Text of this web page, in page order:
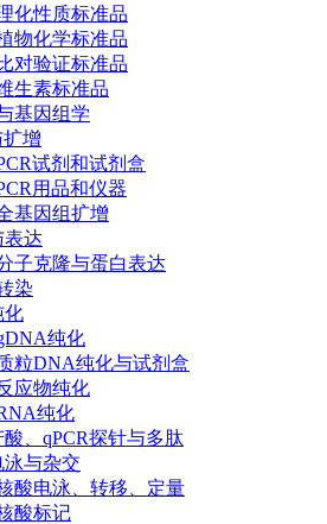
化性质标准品
物化学标准品
对验证标准品
生素标准品
基因组学
扩增
试剂和试剂盒
用品和仪器
基因组扩增
表达
子克隆与蛋白表达
染
化
纯化
粒DNA纯化与试剂盒
应物纯化
纯化
酸、qPCR探针与多肽
与杂交
酸电泳、转移、定量
酸标记